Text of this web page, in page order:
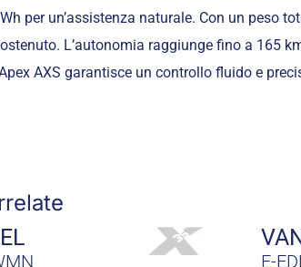
per un’assistenza naturale. Con un peso
L’autonomia raggiunge fino a 165
AXS garantisce un controllo fluido e
E-